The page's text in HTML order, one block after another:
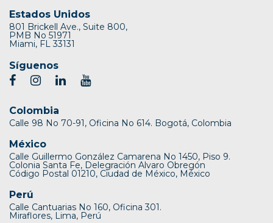
Estados Unidos
801 Brickell Ave., Suite 800,
PMB No 51971
Miami, FL 33131
Síguenos
Colombia
Calle 98 No 70-91, Oficina No 614. Bogotá, Colombia
México
Calle Guillermo González Camarena No 1450, Piso 9.
Colonia Santa Fe, Delegración Alvaro Obregón
Código Postal 01210, Ciudad de México, México
Perú
Calle Cantuarias No 160, Oficina 301.
Miraflores, Lima, Perú